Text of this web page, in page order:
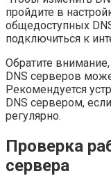
пройдите в
общедоступных
подключиться к
Обратите
DNS серверов
Рекомендуется
DNS сервером,
регулярно.
Проверка
сервера